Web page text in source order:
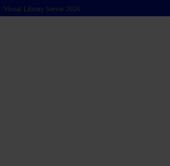
Visual Library Server 2026